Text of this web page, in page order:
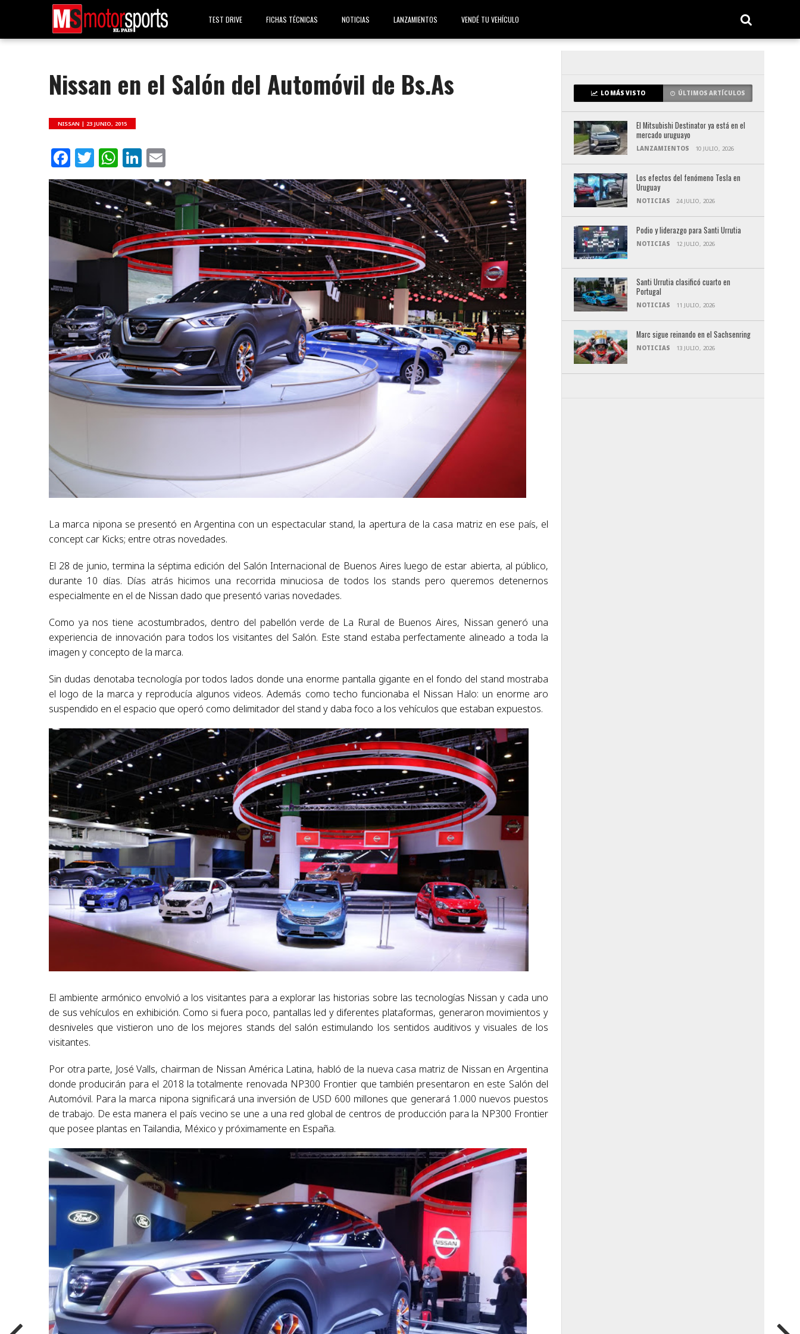
TEST DRIVE FICHAS TÉCNICAS NOTICIAS LANZAMIENTOS VENDÉ TU VEHÍCULO
Nissan en el Salón del Automóvil de Bs.As
NISSAN |23 JUNIO, 2015
Facebook
Twitter
WhatsApp
LinkedIn
La marca nipona se presentó en Argentina con un espectacular stand, la apertura de la casa matriz en ese país, el
concept car Kicks; entre otras novedades.
El 28 de junio, termina la séptima edición del Salón Internacional de Buenos Aires luego de estar abierta, al público,
durante 10 días. Días atrás hicimos una recorrida minuciosa de todos los stands pero queremos detenernos
especialmente en el de Nissan dado que presentó varias novedades.
Como ya nos tiene acostumbrados, dentro del pabellón verde de La Rural de Buenos Aires, Nissan generó una
experiencia de innovación para todos los visitantes del Salón. Este stand estaba perfectamente alineado a toda la
imagen y concepto de la marca.
Sin dudas denotaba tecnología por todos lados donde una enorme pantalla gigante en el fondo del stand mostraba
el logo de la marca y reproducía algunos videos. Además como techo funcionaba el Nissan Halo: un enorme aro
suspendido en el espacio que operó como delimitador del stand y daba foco a los vehículos que estaban expuestos.
El ambiente armónico envolvió a los visitantes para a explorar las historias sobre las tecnologías Nissan y cada uno
de sus vehículos en exhibición. Como si fuera poco, pantallas led y diferentes plataformas, generaron movimientos y
desniveles que vistieron uno de los mejores stands del salón estimulando los sentidos auditivos y visuales de los
visitantes.
Por otra parte, José Valls, chairman de Nissan América Latina, habló de la nueva casa matriz de Nissan en Argentina
donde producirán para el 2018 la totalmente renovada NP300 Frontier que también presentaron en este Salón del
Automóvil. Para la marca nipona significará una inversión de USD 600 millones que generará 1.000 nuevos puestos
de trabajo. De esta manera el país vecino se une a una red global de centros de producción para la NP300 Frontier
que posee plantas en Tailandia, México y próximamente en España.
LO MÁS VISTO ÚLTIMOS ARTÍCULOS
El Mitsubishi Destinator ya está en el
mercado uruguayo
LANZAMIENTOS 10 JULIO, 2026
Los efectos del fenómeno Tesla en
Uruguay
NOTICIAS 24 JULIO, 2026
Podio y liderazgo para Santi Urrutia
NOTICIAS 12 JULIO, 2026
Santi Urrutia clasificó cuarto en
Portugal
NOTICIAS 11 JULIO, 2026
Marc sigue reinando en el Sachsenring
NOTICIAS 13 JULIO, 2026